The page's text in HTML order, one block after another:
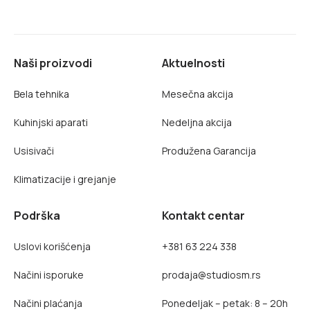
Naši proizvodi
Bela tehnika
Kuhinjski aparati
Usisivači
Klimatizacije i grejanje
Aktuelnosti
Mesečna akcija
Nedeljna akcija
Produžena Garancija
Podrška
Uslovi korišćenja
Načini isporuke
Načini plaćanja
Kontakt centar
+381 63 224 338
prodaja@studiosm.rs
Ponedeljak – petak: 8 – 20h